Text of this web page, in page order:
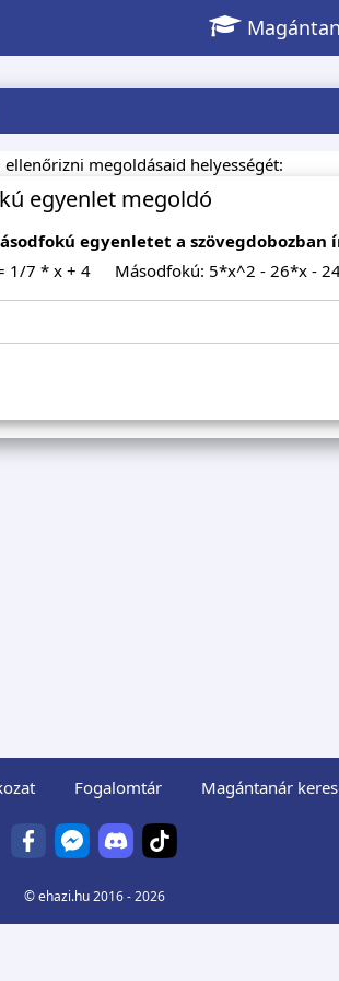
megoldásaid helyességét:
egyenlet megoldó
egyenletet a szövegdobozban
1/7 * x + 4
Másodfokú: 5*x^2 - 26*x -
Fogalomtár Magántanár
©ehazi.hu2016 - 2026